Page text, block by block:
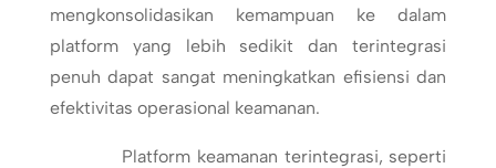
mengkonsolidasikan kemampuan ke dalam
platform yang lebih sedikit dan terintegrasi
penuh dapat sangat meningkatkan efisiensi dan
efektivitas operasional keamanan.
Platform keamanan terintegrasi, seperti